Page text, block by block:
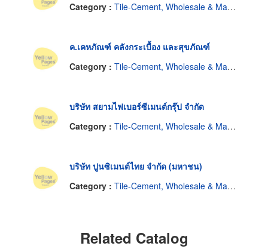
Category : Tile-Cement, Wholesale & Manufacturers
ค.เคหภัณฑ์ คลังกระเบื้อง และสุขภัณฑ์
Category : Tile-Cement, Wholesale & Manufacturers
บริษัท สยามไฟเบอร์ซีเมนต์กรุ๊ป จำกัด
Category : Tile-Cement, Wholesale & Manufacturers
บริษัท ปูนซิเมนต์ไทย จำกัด (มหาชน)
Category : Tile-Cement, Wholesale & Manufacturers
Related Catalog